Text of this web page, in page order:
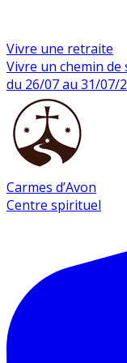
Vivre une retraite
Vivre un chemin de
du 26/07 au 31/07/
Carmes d’Avon
Centre spirituel